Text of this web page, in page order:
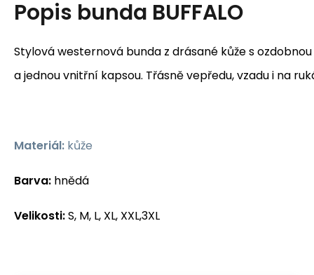
Popis bunda BUFFALO
Stylová westernová bunda z drásané kůže s
a jednou vnitřní kapsou. Třásně vepředu, vzadu i na
Materiál: kůže
Barva: hnědá
Velikosti:S, M, L, XL, XXL,3XL